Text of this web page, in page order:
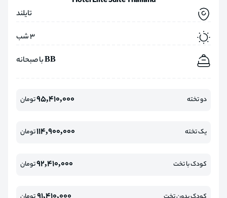
تایلند
3 شب
BB با صبحانه
دو تخته 95,410,000تومان
یک تخته 114,900,000تومان
کودک با تخت 92,410,000تومان